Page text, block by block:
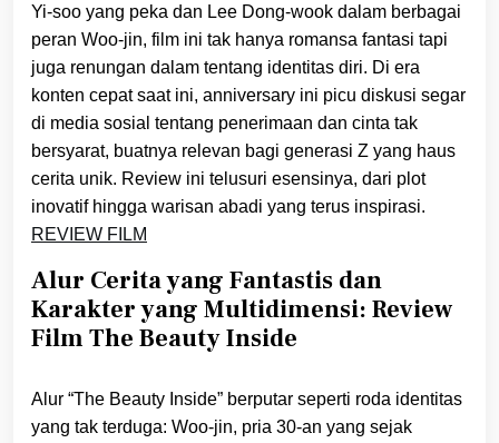
Yi-soo yang peka dan Lee Dong-wook dalam berbagai
peran Woo-jin, film ini tak hanya romansa fantasi tapi
juga renungan dalam tentang identitas diri. Di era
konten cepat saat ini, anniversary ini picu diskusi segar
di media sosial tentang penerimaan dan cinta tak
bersyarat, buatnya relevan bagi generasi Z yang haus
cerita unik. Review ini telusuri esensinya, dari plot
inovatif hingga warisan abadi yang terus inspirasi.
REVIEW FILM
Alur Cerita yang Fantastis dan
Karakter yang Multidimensi: Review
Film The Beauty Inside
Alur “The Beauty Inside” berputar seperti roda identitas
yang tak terduga: Woo-jin, pria 30-an yang sejak